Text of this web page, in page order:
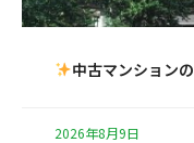
中古マンション
2026年8月9日